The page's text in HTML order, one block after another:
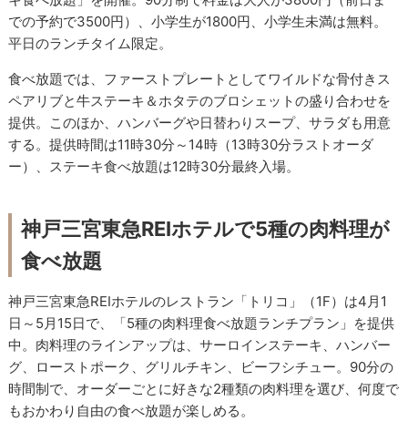
での予約で3500円）、小学生が1800円、小学生未満は無料。
平日のランチタイム限定。
食べ放題では、ファーストプレートとしてワイルドな骨付きス
ペアリブと牛ステーキ＆ホタテのブロシェットの盛り合わせを
提供。このほか、ハンバーグや日替わりスープ、サラダも用意
する。提供時間は11時30分～14時（13時30分ラストオーダ
ー）、ステーキ食べ放題は12時30分最終入場。
神戸三宮東急REIホテルで5種の肉料理が
食べ放題
神戸三宮東急REIホテルのレストラン「トリコ」（1F）は4月1
日～5月15日で、「5種の肉料理食べ放題ランチプラン」を提供
中。肉料理のラインアップは、サーロインステーキ、ハンバー
グ、ローストポーク、グリルチキン、ビーフシチュー。90分の
時間制で、オーダーごとに好きな2種類の肉料理を選び、何度で
もおかわり自由の食べ放題が楽しめる。